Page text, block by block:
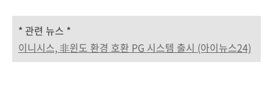
* 관련 뉴스 *
이니시스, 非윈도 환경 호환 PG 시스템 출시 (아이뉴스24)